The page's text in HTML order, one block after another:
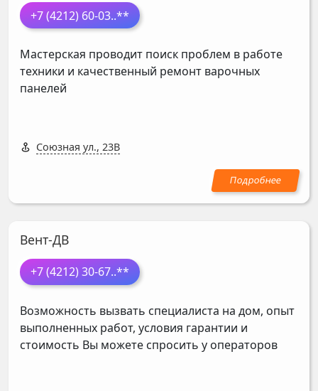
+7 (4212) 60-03..**
Мастерская проводит поиск проблем в работе
техники и качественный ремонт варочных
панелей
Союзная ул., 23В
Вент-ДВ
+7 (4212) 30-67..**
Возможность вызвать специалиста на дом, опыт
выполненных работ, условия гарантии и
стоимость Вы можете спросить у операторов